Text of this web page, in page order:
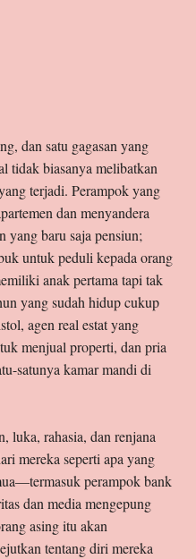
dan satu gagasan yang
tidak biasanya melibatkan
terjadi. Perampok yang
dan menyandera
yang baru saja pensiun;
untuk peduli kepada orang
anak pertama tapi tak
yang sudah hidup cukup
agen real estat yang
menjual properti, dan pria
satunya kamar mandi di
luka, rahasia, dan renjana
mereka seperti apa yang
perampok bank
dan media mengepung
asing itu akan
tentang diri mereka